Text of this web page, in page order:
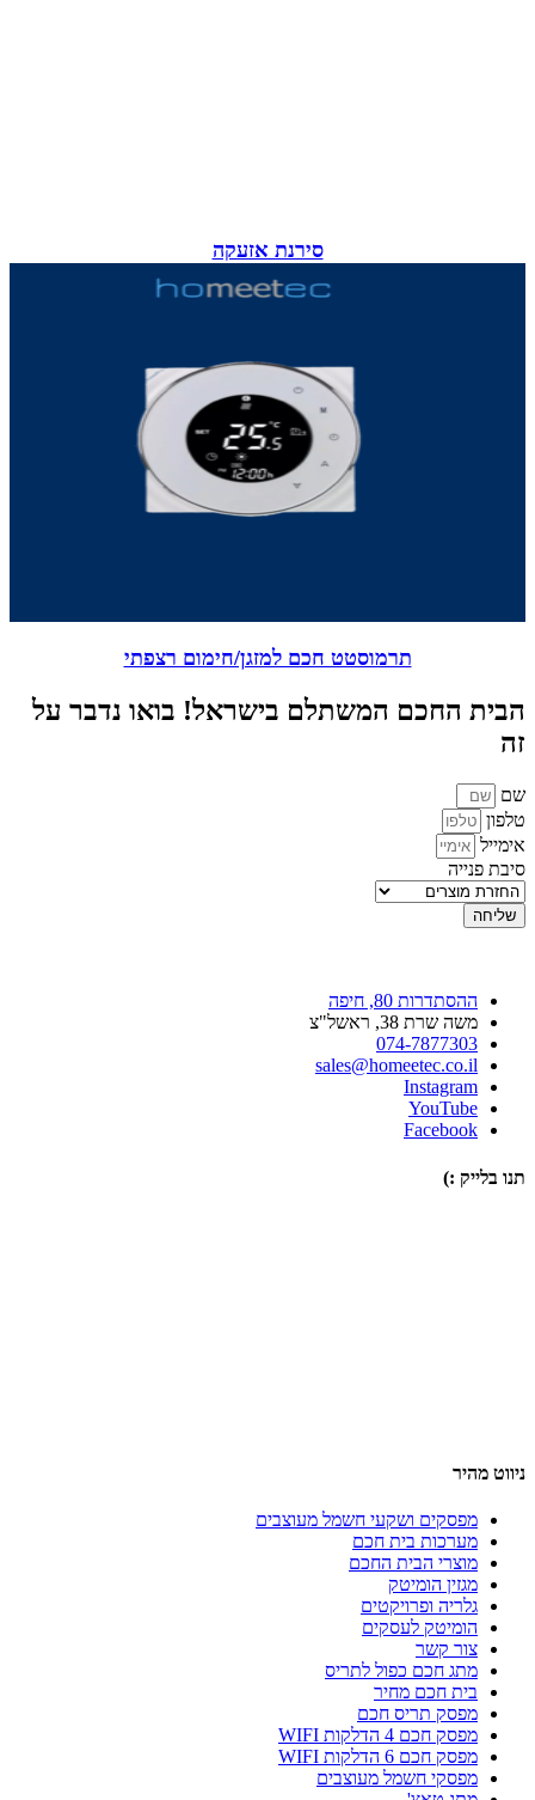
סירנת אזעקה
תרמוסטט חכם למזגן/חימום רצפתי
הבית החכם המשתלם בישראל! בואו נדבר על
זה
שם
טלפון
אימייל
סיבת פנייה
שליחה
ההסתדרות 80, חיפה
משה שרת 38, ראשל"צ
074-7877303
sales@homeetec.co.il
Instagram
YouTube
Facebook
תנו בלייק :)
ניווט מהיר
מפסקים ושקעי חשמל מעוצבים
מערכות בית חכם
מוצרי הבית החכם
מגזין הומיטק
גלריה ופרויקטים
הומיטק לעסקים
צור קשר
מתג חכם כפול לתריס
בית חכם מחיר
מפסק תריס חכם
מפסק חכם 4 הדלקות WIFI
מפסק חכם 6 הדלקות WIFI
מפסקי חשמל מעוצבים